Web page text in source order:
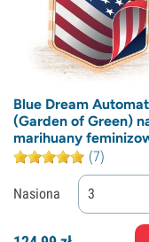
Blue Dream Automat
(Garden of Green)
marihuany
(7)
Nasiona 3